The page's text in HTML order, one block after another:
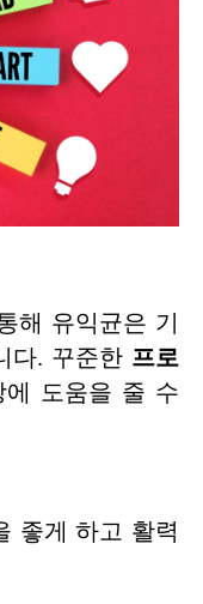
해 유익균은 기
다. 꾸준한 프로
에 도움을 줄 수
좋게 하고 활력